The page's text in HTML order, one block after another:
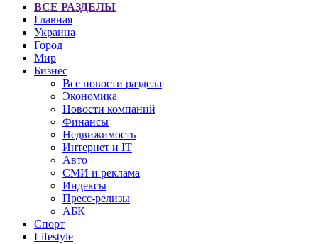
ВСЕ РАЗДЕЛЫ
Главная
Украина
Город
Мир
Бизнес
Все новости раздела
Экономика
Новости компаний
Финансы
Недвижимость
Интернет и IT
Авто
СМИ и реклама
Индексы
Пресс-релизы
АБК
Спорт
Lifestyle